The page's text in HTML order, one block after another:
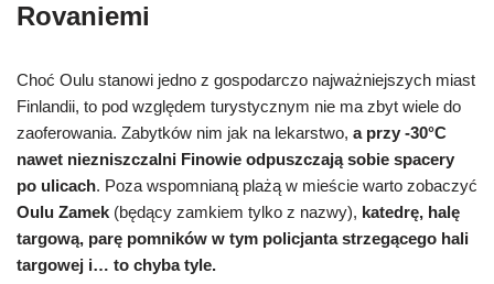
Rovaniemi
Choć Oulu stanowi jedno z gospodarczo najważniejszych miast
Finlandii, to pod względem turystycznym nie ma zbyt wiele do
zaoferowania. Zabytków nim jak na lekarstwo, a przy -30°C
nawet niezniszczalni Finowie odpuszczają sobie spacery
po ulicach. Poza wspomnianą plażą w mieście warto zobaczyć
Oulu Zamek (będący zamkiem tylko z nazwy), katedrę, halę
targową, parę pomników w tym policjanta strzegącego hali
targowej i… to chyba tyle.